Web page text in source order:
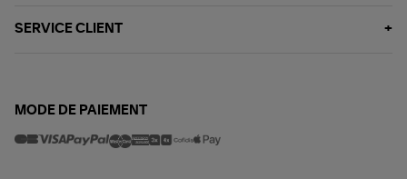
SERVICE CLIENT
MODE DE PAIEMENT